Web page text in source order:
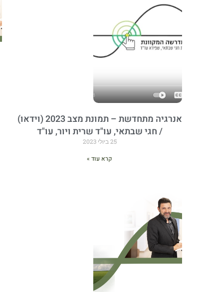
אנרגיה מתחדשת – תמונת מצב 2023 (וידאו)
/ חגי שבתאי, עו"ד שרית ויור, עו"ד
25 ביולי 2023
קרא עוד »